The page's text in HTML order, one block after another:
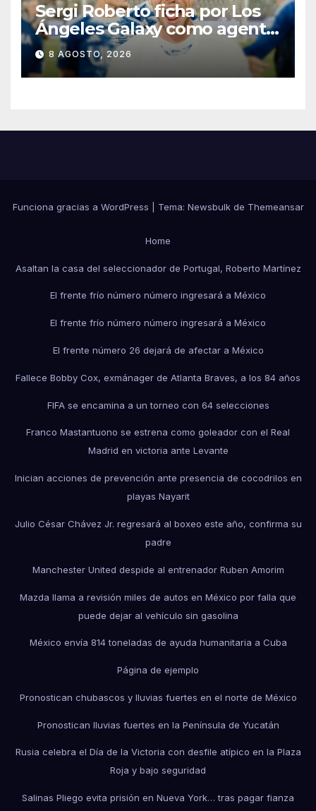
Sergi Roberto ficha por Los
Ángeles Galaxy como agente
libre hasta 2028
8 AGOSTO, 2026
Funciona gracias a WordPress Tema: Newsbulkde Themeansar
Home
Asaltan la casa del seleccionador de Portugal, Roberto Martínez
El frente frío número número ingresará a México
El frente frío número número ingresará a México
El frente número 26 dejará de afectar a México
Fallece Bobby Cox, exmánager de Atlanta Braves, a los 84 años
FIFA se encamina a un torneo con 64 selecciones
Franco Mastantuono se estrena como goleador con el Real
Madrid en victoria ante Levante
Inician acciones de prevención ante presencia de cocodrilos en
playas Nayarit
Julio César Chávez Jr. regresará al boxeo este año, confirma su
padre
Manchester United despide al entrenador Ruben Amorim
Mazda llama a revisión miles de autos en México por falla que
puede dejar al vehículo sin gasolina
México envía 814 toneladas de ayuda humanitaria a Cuba
Página de ejemplo
Pronostican chubascos y lluvias fuertes en el norte de México
Pronostican lluvias fuertes en la Península de Yucatán
Rusia celebra el Día de la Victoria con desfile atípico en la Plaza
Roja y bajo seguridad
Salinas Pliego evita prisión en Nueva York… tras pagar fianza